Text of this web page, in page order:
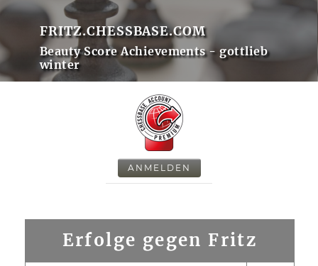
FRITZ.CHESSBASE.COM
Beauty Score Achievements - gottlieb
winter
ANMELDEN
Erfolge gegen Fritz